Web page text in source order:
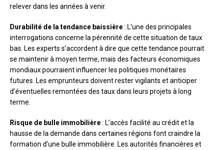
relever dans les années à venir.
Durabilité de la tendance baissière: L’une des principales
interrogations concerne la pérennité de cette situation de taux
bas. Les experts s’accordent à dire que cette tendance pourrait
se maintenir à moyen terme, mais des facteurs économiques
mondiaux pourraient influencer les politiques monétaires
futures. Les emprunteurs doivent rester vigilants et anticiper
d’éventuelles remontées des taux dans leurs projets à long
terme.
Risque de bulle immobilière: L’accès facilité au crédit et la
hausse de la demande dans certaines régions font craindre la
formation d’une bulle immobilière. Les autorités financières et